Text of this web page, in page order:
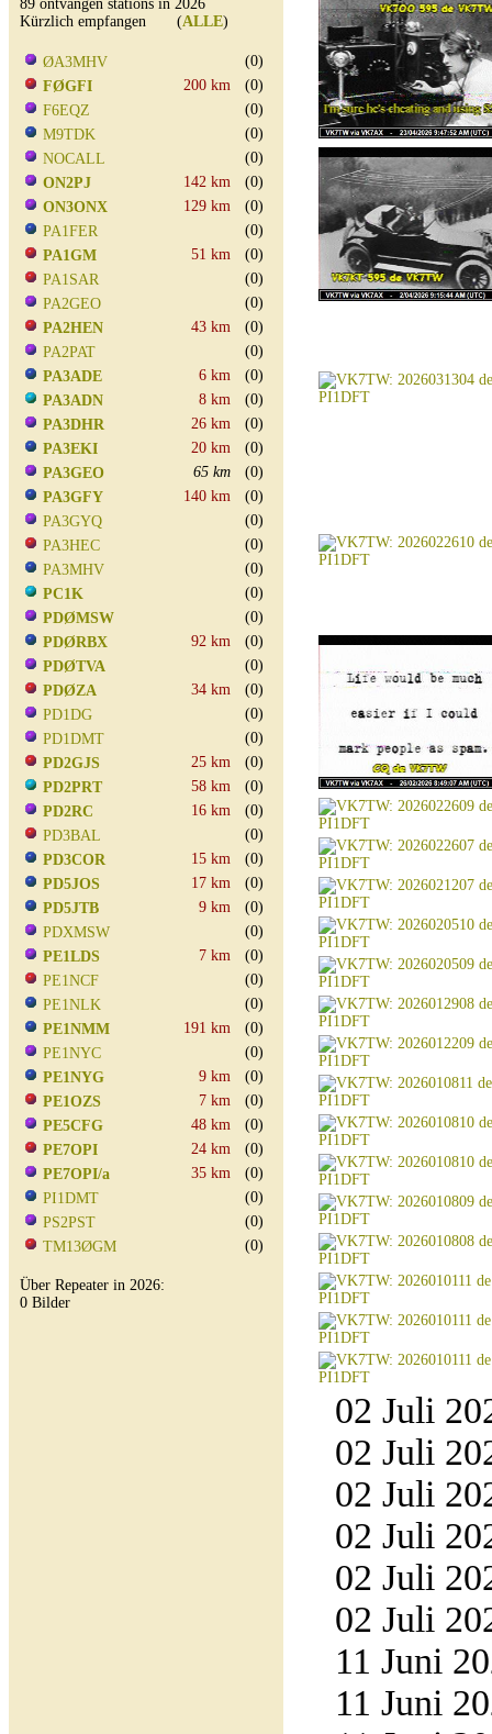
89 ontvangen stations in 2026
Kürzlich empfangen (ALLE)
ØA3MHV
(0)
FØGFI
200 km
(0)
F6EQZ
(0)
M9TDK
(0)
NOCALL
(0)
ON2PJ
142 km
(0)
ON3ONX
129 km
(0)
PA1FER
(0)
PA1GM
51 km
(0)
PA1SAR
(0)
PA2GEO
(0)
PA2HEN
43 km
(0)
PA2PAT
(0)
PA3ADE
6 km
(0)
PA3ADN
8 km
(0)
PA3DHR
26 km
(0)
PA3EKI
20 km
(0)
PA3GEO
65 km
(0)
PA3GFY
140 km
(0)
PA3GYQ
(0)
PA3HEC
(0)
PA3MHV
(0)
PC1K
(0)
PDØMSW
(0)
PDØRBX
92 km
(0)
PDØTVA
(0)
PDØZA
34 km
(0)
PD1DG
(0)
PD1DMT
(0)
PD2GJS
25 km
(0)
PD2PRT
58 km
(0)
PD2RC
16 km
(0)
PD3BAL
(0)
PD3COR
15 km
(0)
PD5JOS
17 km
(0)
PD5JTB
9 km
(0)
PDXMSW
(0)
PE1LDS
7 km
(0)
PE1NCF
(0)
PE1NLK
(0)
PE1NMM
191 km
(0)
PE1NYC
(0)
PE1NYG
9 km
(0)
PE1OZS
7 km
(0)
PE5CFG
48 km
(0)
PE7OPI
24 km
(0)
PE7OPI/a
35 km
(0)
PI1DMT
(0)
PS2PST
(0)
TM13ØGM
(0)
Über Repeater in 2026:
0 Bilder
02 Juli
02 Juli
02 Juli
02 Juli
02 Juli
02 Juli
11 Juni
11 Juni